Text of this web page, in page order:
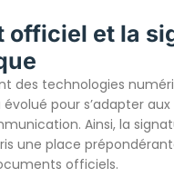
officiel et la
des technologies
pour s’adapter
Ainsi, la
une place
officiels.